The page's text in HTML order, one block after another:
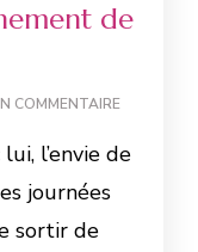
de
COMMENTAIRE
l’envie de
journées
sortir de